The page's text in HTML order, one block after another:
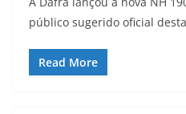
público sugerido oficial
Read More